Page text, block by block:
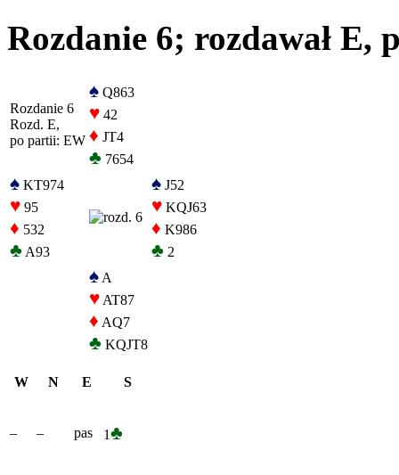
Rozdanie 6; rozdawał E,
Rozdanie 6
Rozd. E,
po partii: EW
♠ Q863
♥ 42
♦ JT4
♣ 7654
♠ KT974
♥ 95
♦ 532
♣ A93
♠ J52
♥ KQJ63
♦ K986
♣ 2
♠ A
♥ AT87
♦ AQ7
♣ KQJT8
W N E S
– – pas 1♣